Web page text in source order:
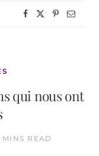
qui nous ont
MINS READ